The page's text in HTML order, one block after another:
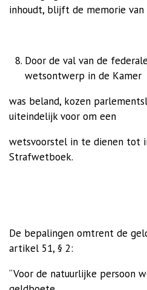
inhoudt, blijft de memorie
Door de val van de
wetsontwerp in de Kamer
was beland, kozen
uiteindelijk voor om een
wetsvoorstel in te dienen tot
Strafwetboek.
De bepalingen omtrent de
artikel 51, § 2:
“Voor de natuurlijke persoon